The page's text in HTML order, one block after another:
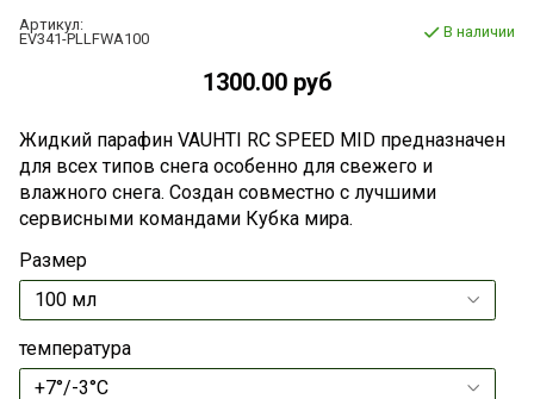
Артикул:
EV341-PLLFWA100
В наличии
1300.00 руб
Жидкий парафин VAUHTI RC SPEED MID предназначен
для всех типов снега особенно для свежего и
влажного снега. Создан совместно с лучшими
сервисными командами Кубка мира.
Размер
температура